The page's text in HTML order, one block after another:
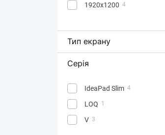
1920x1200 4
Тип екрану
Серія
IdeaPad Slim 4
LOQ 1
V 3